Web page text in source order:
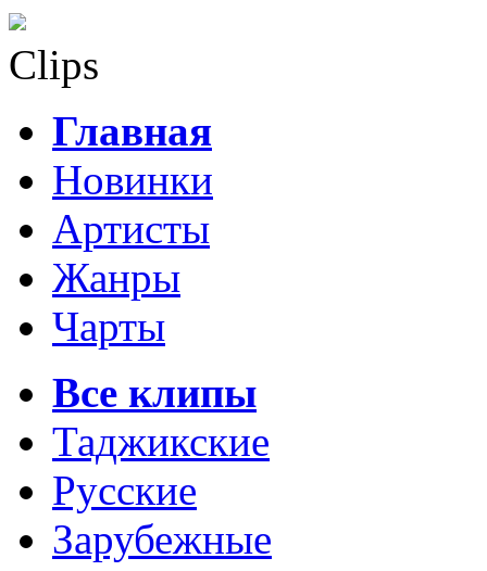
Clips
Главная
Новинки
Артисты
Жанры
Чарты
Все клипы
Таджикские
Русские
Зарубежные